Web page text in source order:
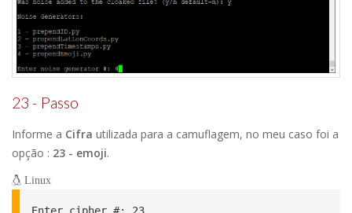
23 - Passo
Informe a Cifra utilizada para a camuflagem, no meu caso foi a
opção : 23 - emoji.
Linux